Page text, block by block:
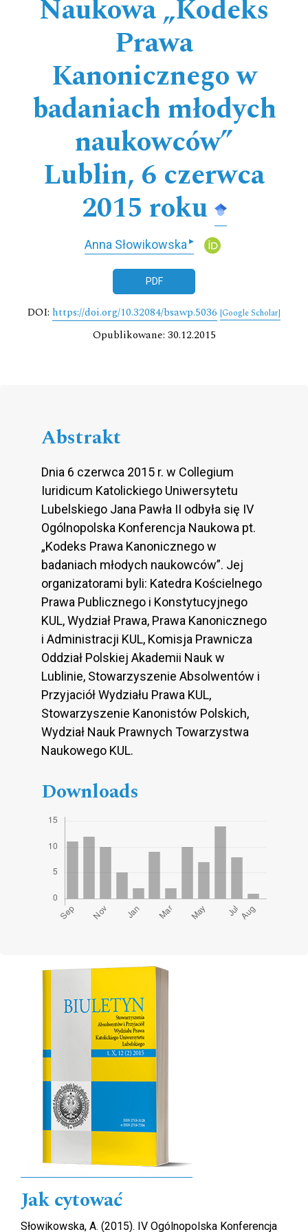
Naukowa „Kodeks
Prawa
Kanonicznego w
badaniach młodych
naukowców”
Lublin, 6 czerwca
2015 roku
Anna Słowikowska ▸
PDF
DOI: https://doi.org/10.32084/bsawp.5036 [Google Scholar]
Opublikowane: 30.12.2015
Abstrakt
Dnia 6 czerwca 2015 r. w Collegium
Iuridicum Katolickiego Uniwersytetu
Lubelskiego Jana Pawła II odbyła się IV
Ogólnopolska Konferencja Naukowa pt.
„Kodeks Prawa Kanonicznego w
badaniach młodych naukowców”. Jej
organizatorami byli: Katedra Kościelnego
Prawa Publicznego i Konstytucyjnego
KUL, Wydział Prawa, Prawa Kanonicznego
i Administracji KUL, Komisja Prawnicza
Oddział Polskiej Akademii Nauk w
Lublinie, Stowarzyszenie Absolwentów i
Przyjaciół Wydziału Prawa KUL,
Stowarzyszenie Kanonistów Polskich,
Wydział Nauk Prawnych Towarzystwa
Naukowego KUL.
Downloads
Cover image
Jak cytować
Słowikowska, A. (2015). IV Ogólnopolska Konferencja